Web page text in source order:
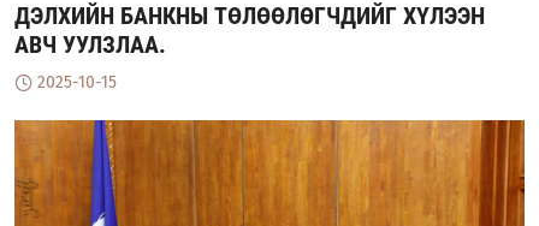
ДЭЛХИЙН БАНКНЫ ТӨЛӨӨЛӨГЧДИЙГ ХҮЛЭЭН
АВЧ УУЛЗЛАА.
2025-10-15